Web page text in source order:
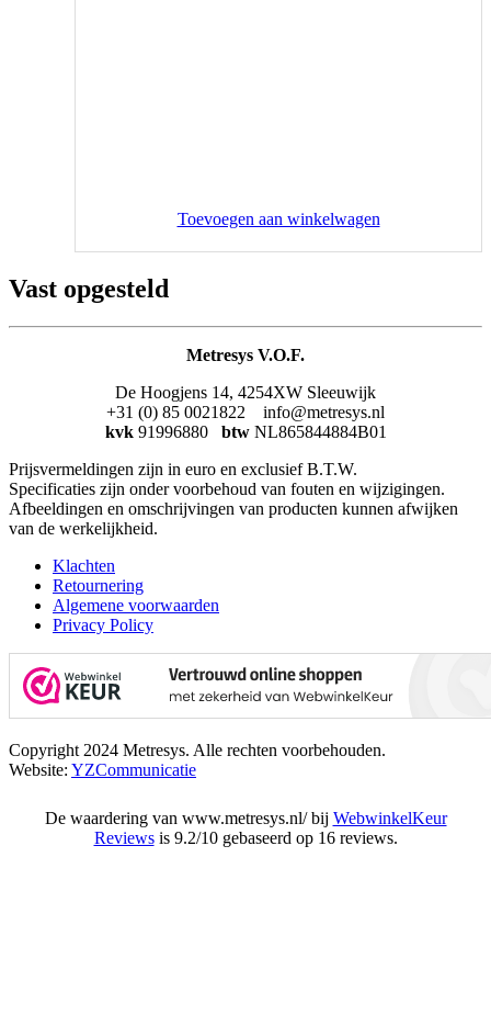
Toevoegen aan winkelwagen
Vast opgesteld
Metresys V.O.F.
De Hoogjens 14, 4254XW Sleeuwijk
+31 (0) 85 0021822 info@metresys.nl
kvk 91996880 btw NL865844884B01
Prijsvermeldingen zijn in euro en exclusief B.T.W.
Specificaties zijn onder voorbehoud van fouten en wijzigingen.
Afbeeldingen en omschrijvingen van producten kunnen afwijken
van de werkelijkheid.
Klachten
Retournering
Algemene voorwaarden
Privacy Policy
Copyright 2024 Metresys. Alle rechten voorbehouden.
Website: YZCommunicatie
De waardering van www.metresys.nl/ bij WebwinkelKeur
Reviewsis 9.2/10 gebaseerd op 16 reviews.